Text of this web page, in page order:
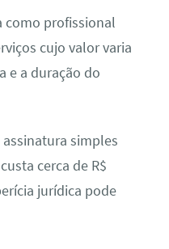
como profissional
cujo valor varia
e a duração do
simples
cerca de R$
jurídica pode